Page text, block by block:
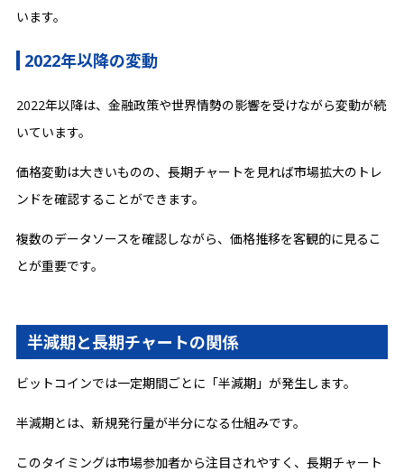
います。
2022年以降の変動
2022年以降は、金融政策や世界情勢の影響を受けながら変動が続
いています。
価格変動は大きいものの、長期チャートを見れば市場拡大のトレ
ンドを確認することができます。
複数のデータソースを確認しながら、価格推移を客観的に見るこ
とが重要です。
半減期と長期チャートの関係
ビットコインでは一定期間ごとに「半減期」が発生します。
半減期とは、新規発行量が半分になる仕組みです。
このタイミングは市場参加者から注目されやすく、長期チャート